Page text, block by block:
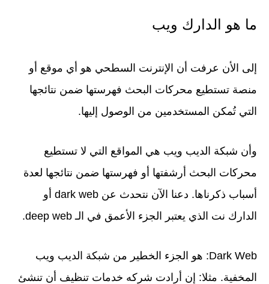
ما هو الدارك ويب
إلى الأن عرفت أن الإنترنت السطحي هو أي موقع أو
منصة تستطيع محركات البحث فهرستها ضمن نتائجها
التي تُمكن المستخدمين من الوصول إليها.
وأن شبكة الديب ويب هي المواقع التي لا تستطيع
محركات البحث أرشفتها أو فهرستها ضمن نتائجها لعدة
أسباب ذكرناها. دعنا الآن نتحدث عن dark web أو
الدارك نت الذي يعتبر الجزء الأعمق في الـ deep web.
Dark Web: هو الجزء الخطير من شبكة الديب ويب
المخفية. مثلا: إن أرادت شركه خدمات تنظيف أن تنشئ